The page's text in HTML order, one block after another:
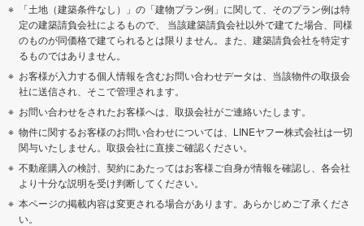
「土地（建築条件なし）」の「建物プラン例」に関して、そのプラン例は特
定の建築請負会社によるもので、 当該建築請負会社以外で建てた場合、同様
のものが同価格で建てられるとは限りません。また、建築請負会社を特定す
るものではありません。
お客様が入力する個人情報を含むお問い合わせデータは、当該物件の取扱会
社に送信され、そこで管理されます。
お問い合わせをされたお客様へは、取扱会社がご連絡いたします。
物件に関するお客様のお問い合わせについては、LINEヤフー株式会社は一切
関与いたしません。取扱会社に直接ご確認ください。
不動産購入の検討、契約にあたってはお客様ご自身が情報を確認し、各会社
より十分な説明を受け判断してください。
本ページの掲載内容は変更される場合があります。あらかじめご了承くださ
い。